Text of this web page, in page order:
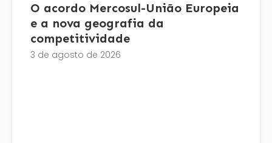
O acordo Mercosul-União Europeia
e a nova geografia da
competitividade
3 de agosto de 2026